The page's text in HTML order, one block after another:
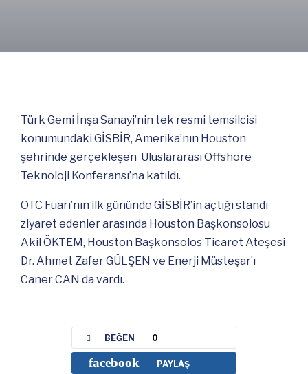
Türk Gemi İnşa Sanayi’nin tek resmi temsilcisi
konumundaki GİSBİR, Amerika’nın Houston
şehrinde gerçekleşen Uluslararası Offshore
Teknoloji Konferansı’na katıldı.
OTC Fuarı’nın ilk gününde GİSBİR’in açtığı standı
ziyaret edenler arasında Houston Başkonsolosu
Akil ÖKTEM, Houston Başkonsolos Ticaret Ateşesi
Dr. Ahmet Zafer GÜLŞEN ve Enerji Müsteşar’ı
Caner CAN da vardı.
BEĞEN 0
facebook PAYLAŞ